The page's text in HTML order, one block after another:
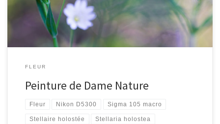
FLEUR
Peinture de Dame Nature
Fleur Nikon D5300 Sigma 105 macro
Stellaire holostée Stellaria holostea